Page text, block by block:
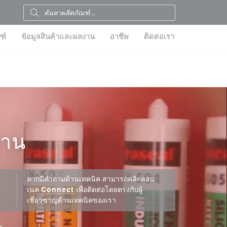
ข้อมูลสินค้าและผลงาน อาชีพ ติดต่อเรา
น
หากมีคำถามด้านเทคนิค สามารถคลิกคอน
เนค Connect เพื่อติดต่อโดยตรงกับผู้
เชี่ยวชาญด้านเทคนิคของเรา